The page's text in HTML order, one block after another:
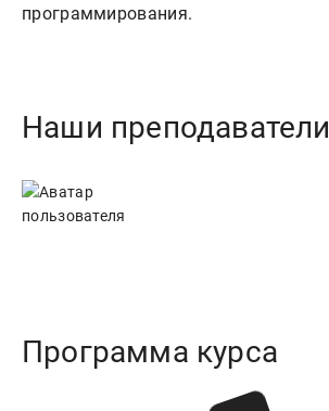
программирования.
Наши преподаватели
Программа курса